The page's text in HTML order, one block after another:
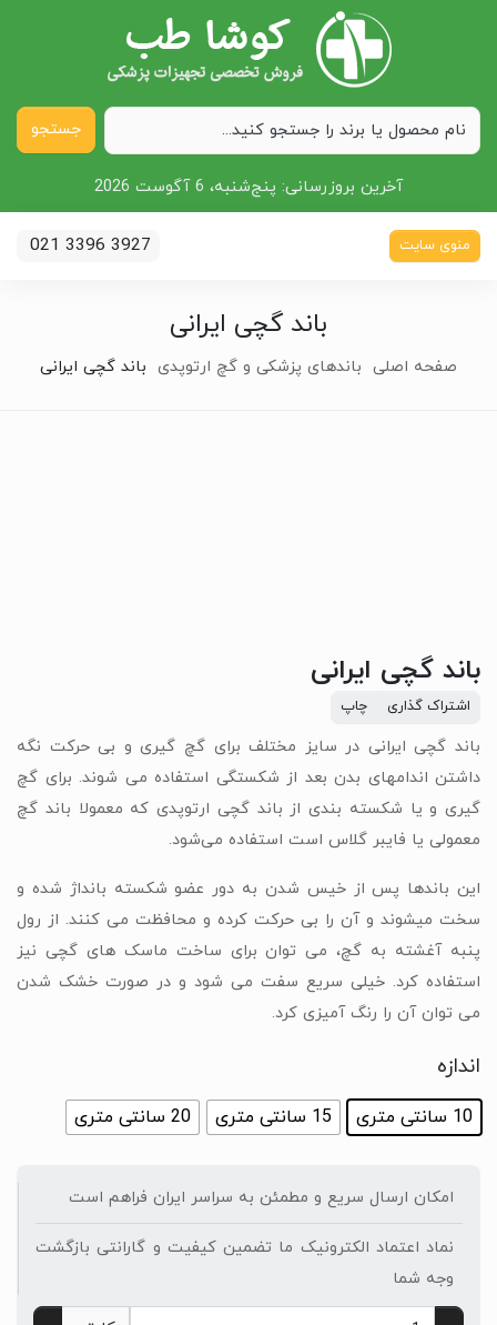
جستجو
آخرین بروزرسانی: پنج‌شنبه، 6 آگوست 2026
منوی سایت 021 3396 3927
باند گچی ایرانی
صفحه اصلی باندهای پزشکی و گچ ارتوپدی باند گچی ایرانی
باند گچی ایرانی
اشتراک گذاری چاپ
باند گچی ایرانی در سایز مختلف برای گچ گیری و بی‌ حرکت نگه
داشتن اندامهای بدن بعد از شکستگی استفاده می شوند. برای گچ
گیری و یا شکسته بندی از باند گچی ارتوپدی که معمولا باند گچ
معمولی یا فایبر گلاس است استفاده می‌شود.
این باندها پس از خیس شدن به دور عضو شکسته بانداژ شده و
سخت میشوند و آن را بی حرکت کرده و محافظت می کنند. از رول
پنبه آغشته به گچ، می توان برای ساخت ماسک های گچی نیز
استفاده کرد. خیلی سریع سفت می شود و در صورت خشک شدن
می توان آن را رنگ آمیزی کرد.
اندازه
10 سانتی متری 15 سانتی متری 20 سانتی متری
امکان ارسال سریع و مطمئن به سراسر ایران فراهم است
نماد اعتماد الکترونیک ما تضمین کیفیت و گارانتی بازگشت
وجه شما